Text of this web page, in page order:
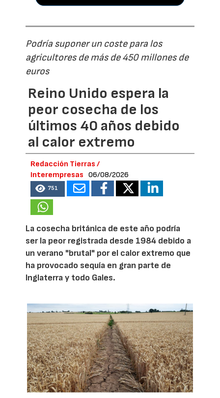
Podría suponer un coste para los
agricultores de más de 450 millones de
euros
Reino Unido espera la
peor cosecha de los
últimos 40 años debido
al calor extremo
Redacción Tierras /
Interempresas
06/08/2026
751
La cosecha británica de este año podría
ser la peor registrada desde 1984 debido a
un verano "brutal" por el calor extremo que
ha provocado sequía en gran parte de
Inglaterra y todo Gales.